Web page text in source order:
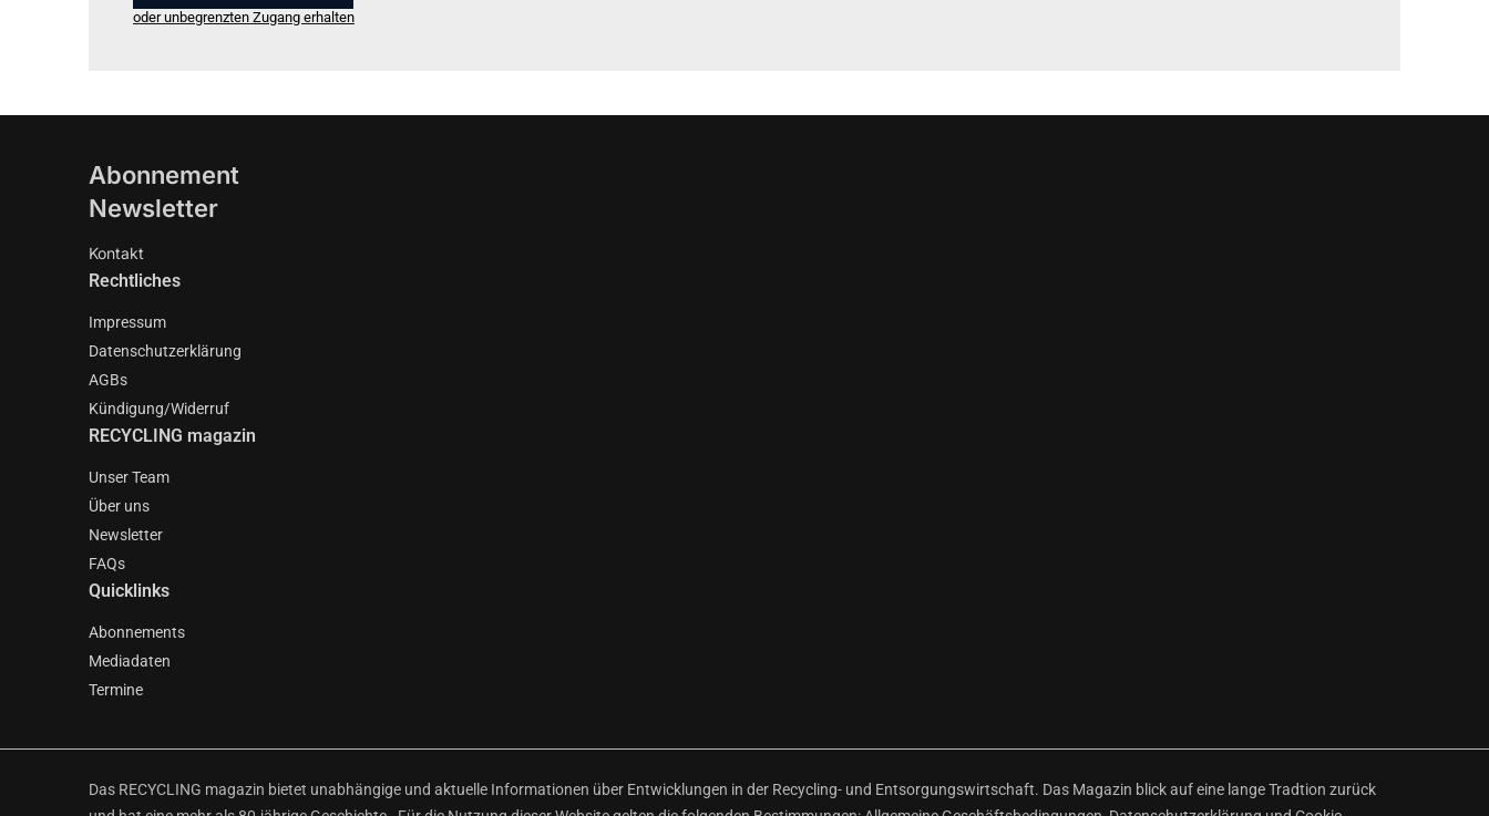
oder unbegrenzten Zugang erhalten
Abonnement
Newsletter
Kontakt
Rechtliches
Impressum
Datenschutzerklärung
AGBs
Kündigung/Widerruf
RECYCLING magazin
Unser Team
Über uns
Newsletter
FAQs
Quicklinks
Abonnements
Mediadaten
Termine
Das RECYCLING magazin bietet unabhängige und aktuelle Informationen über Entwicklungen in der Recycling- und Entsorgungswirtschaft. Das Magazin blick auf eine lange Tradtion zurück